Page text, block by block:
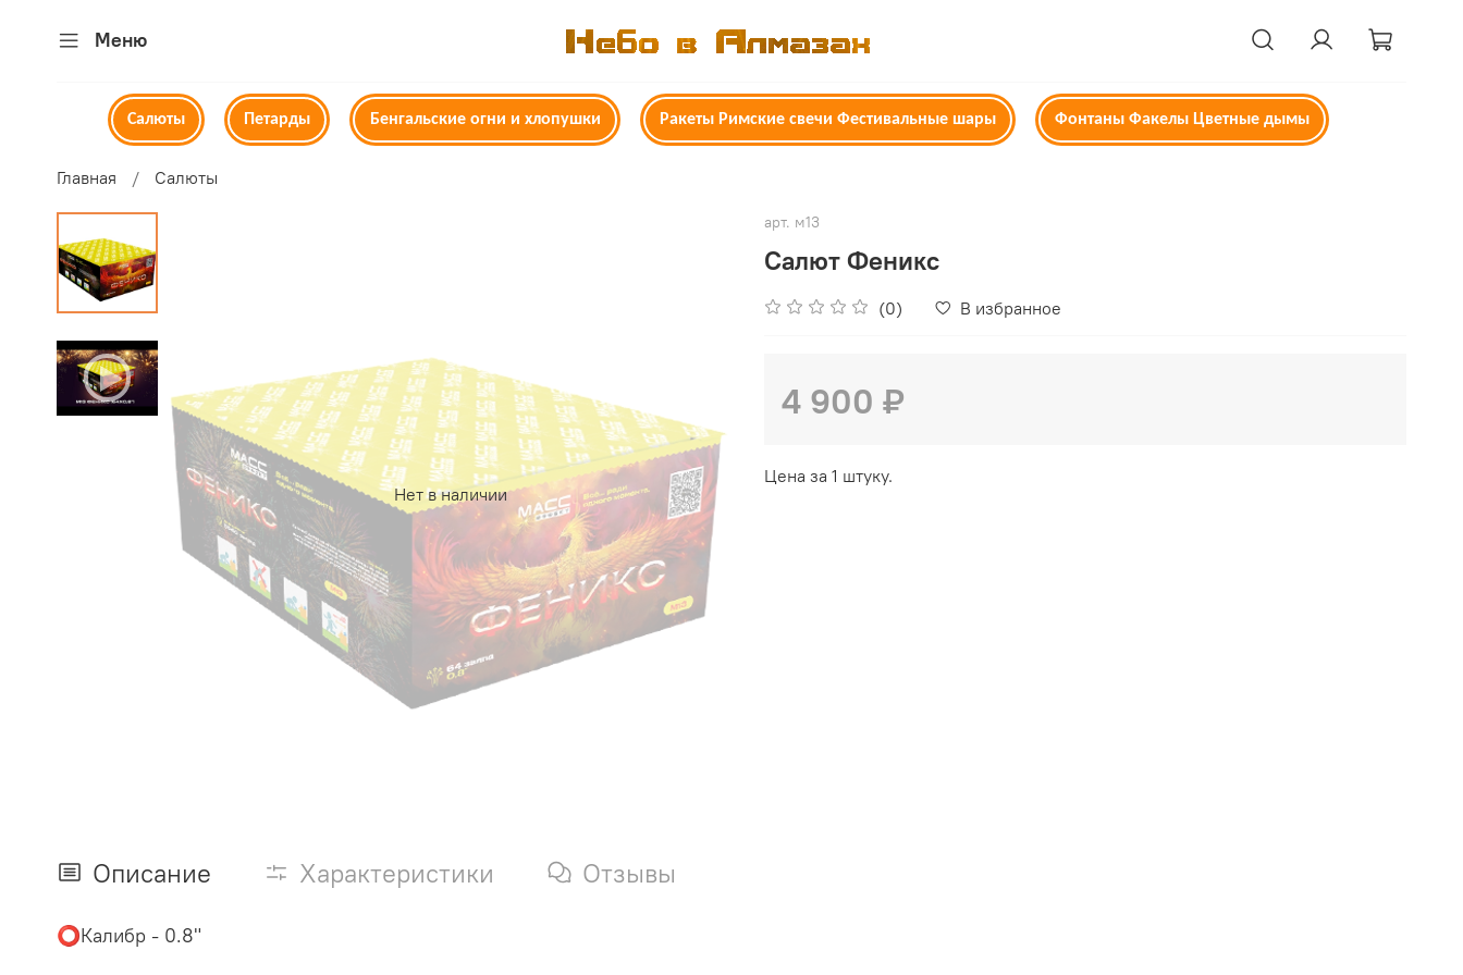
Меню
Салюты Петарды Бенгальские огни и хлопушки Ракеты Римские свечи Фестивальные шары Фонтаны Факелы Цветные дымы
Главная Салюты
Нет в наличии
арт. м13
Салют Феникс
(0) В избранное
4 900 ₽
Цена за 1 штуку.
Описание Характеристики Отзывы
⭕️Калибр - 0.8"